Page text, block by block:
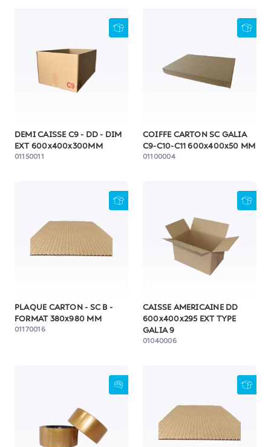
DEMI CAISSE C9 - DD - DIM
EXT 600x400x300MM
01150011
COIFFE CARTON SC GALIA
C9-C10-C11 600x400x50 MM
01100004
PLAQUE CARTON - SC B -
FORMAT 380x980 MM
01170016
CAISSE AMERICAINE DD
600x400x295 EXT TYPE
GALIA 9
01040006